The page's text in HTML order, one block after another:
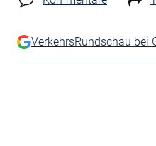
VerkehrsRundschau bei